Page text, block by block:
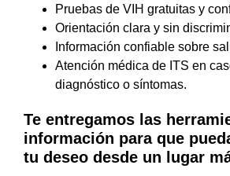
Pruebas de VIH gratuitas y
Orientación clara y sin
Información confiable sobre
Atención médica de ITS en
diagnóstico o síntomas.
Te entregamos las
información para que
tu deseo desde un lugar